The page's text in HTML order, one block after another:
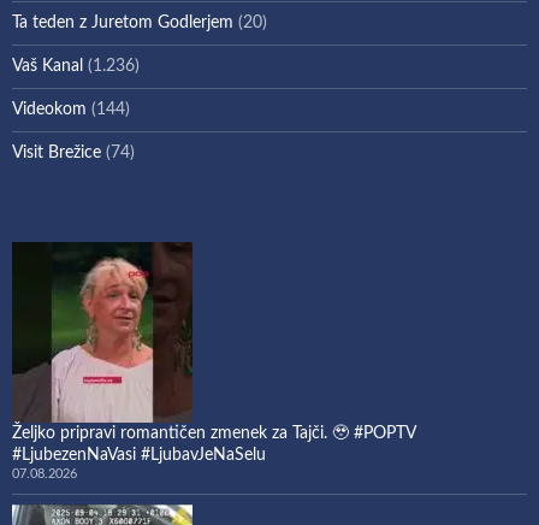
Ta teden z Juretom Godlerjem (20)
Vaš Kanal (1.236)
Videokom (144)
Visit Brežice (74)
Željko pripravi romantičen zmenek za Tajči. 🥹 #POPTV
#LjubezenNaVasi #LjubavJeNaSelu
07.08.2026